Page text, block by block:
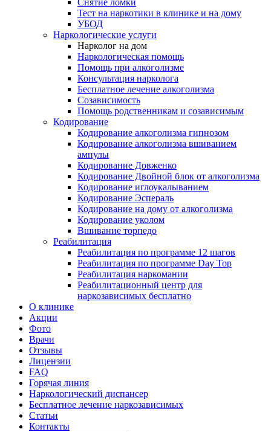
Снятие ломки
Тест на наркотики в клинике и на дому
УБОД
Наркологические услуги
Нарколог на дом
Наркологическая помощь
Помощь при алкоголизме
Консультация нарколога
Бесплатное лечение алкоголизма
Созависимость
Помощь родственникам и созависимым
Кодирование
Кодирование алкоголизма гипнозом
Кодирование алкоголизма вшиванием
ампулы
Кодирование Довженко
Кодирование Двойной блок от алкоголизма
Кодирование иглоукалыванием
Кодирование Эспераль
Кодирование на дому от алкоголизма
Кодирование уколом
Вшивание торпедо
Реабилитация
Реабилитация по программе 12 шагов
Реабилитация по программе Day Top
Реабилитация наркомании
Реабилитационный центр для
наркозависимых бесплатно
О клинике
Акции
Фото
Врачи
Отзывы
Лицензии
FAQ
Горячая линия
Наркологический диспансер
Бесплатное лечение наркозависимых
Статьи
Контакты